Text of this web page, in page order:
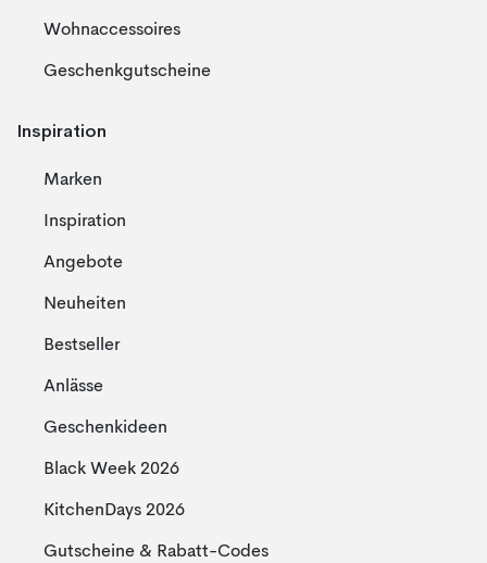
Wohnaccessoires
Geschenkgutscheine
Inspiration
Marken
Inspiration
Angebote
Neuheiten
Bestseller
Anlässe
Geschenkideen
Black Week 2026
KitchenDays 2026
Gutscheine & Rabatt-Codes